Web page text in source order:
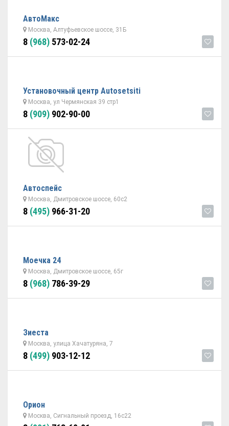
АвтоМакс
Москва, Алтуфьевское шоссе, 31Б
8 (968) 573-02-24
Установочный центр Autosetsiti
Москва, ул Чермянская 39 стр1
8 (909) 902-90-00
Автоспейс
Москва, Дмитровское шоссе, 60с2
8 (495) 966-31-20
Моечка 24
Москва, Дмитровское шоссе, 65г
8 (968) 786-39-29
Зиеста
Москва, улица Хачатуряна, 7
8 (499) 903-12-12
Орион
Москва, Сигнальный проезд, 16с22